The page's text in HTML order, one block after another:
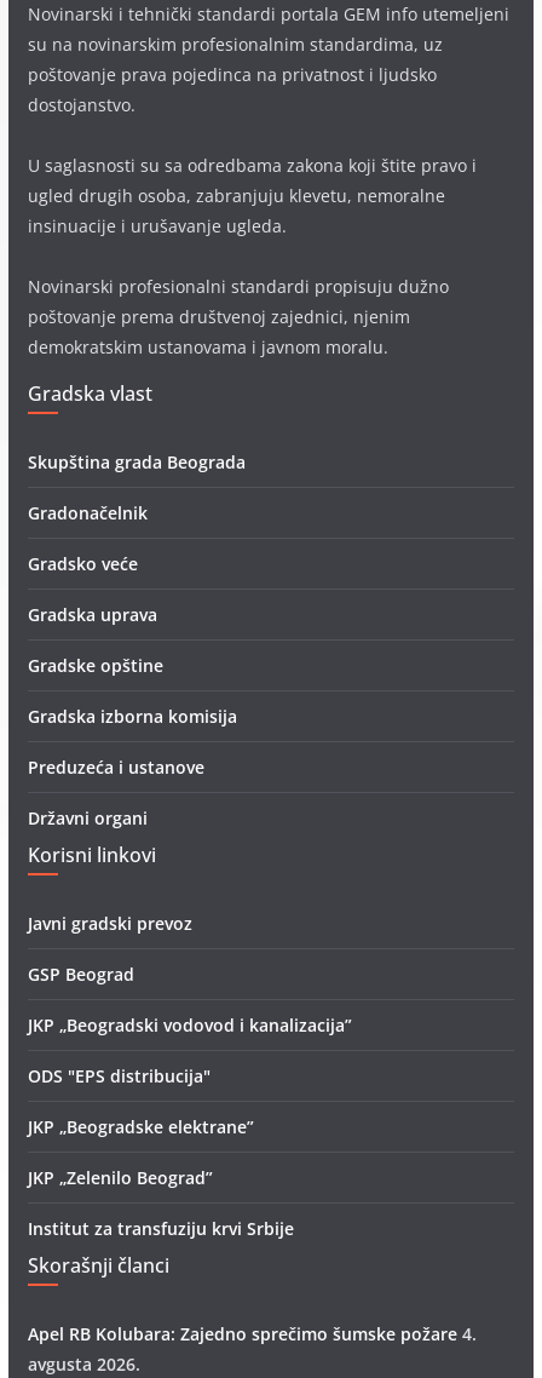
Novinarski i tehnički standardi portala GEM info utemeljeni
su na novinarskim profesionalnim standardima, uz
poštovanje prava pojedinca na privatnost i ljudsko
dostojanstvo.
U saglasnosti su sa odredbama zakona koji štite pravo i
ugled drugih osoba, zabranjuju klevetu, nemoralne
insinuacije i urušavanje ugleda.
Novinarski profesionalni standardi propisuju dužno
poštovanje prema društvenoj zajednici, njenim
demokratskim ustanovama i javnom moralu.
Gradska vlast
Skupština grada Beograda
Gradonačelnik
Gradsko veće
Gradska uprava
Gradske opštine
Gradska izborna komisija
Preduzeća i ustanove
Državni organi
Korisni linkovi
Javni gradski prevoz
GSP Beograd
JKP „Beogradski vodovod i kanalizacija”
ODS "EPS distribucija"
JKP „Beogradske elektrane”
JKP „Zelenilo Beograd”
Institut za transfuziju krvi Srbije
Skorašnji članci
Apel RB Kolubara: Zajedno sprečimo šumske požare 4.
avgusta 2026.